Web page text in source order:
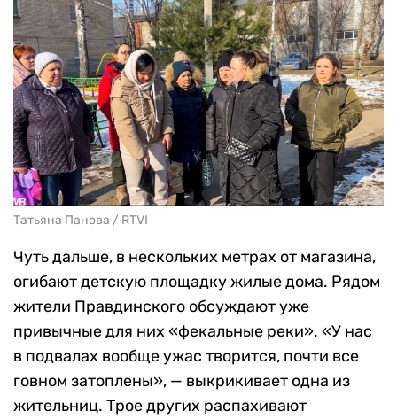
Татьяна Панова / RTVI
Чуть дальше, в нескольких метрах от магазина,
огибают детскую площадку жилые дома. Рядом
жители Правдинского обсуждают уже
привычные для них «фекальные реки». «У нас
в подвалах вообще ужас творится, почти все
говном затоплены», — выкрикивает одна из
жительниц. Трое других распахивают